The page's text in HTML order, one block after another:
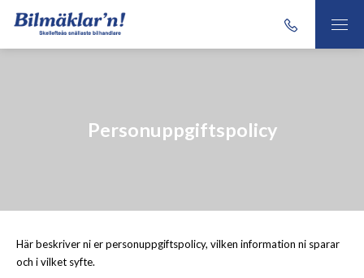
Personuppgiftspolicy
Här beskriver ni er personuppgiftspolicy, vilken information ni sparar
och i vilket syfte.